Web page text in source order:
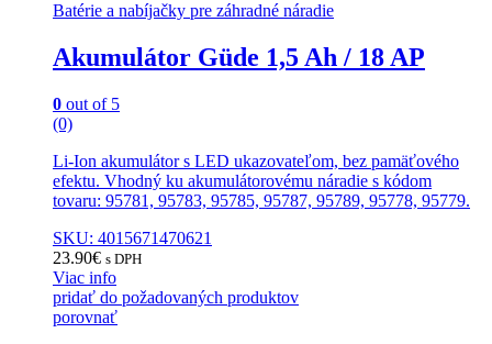
Batérie a nabíjačky pre záhradné náradie
Akumulátor Güde 1,5 Ah / 18 AP
0 out of 5
(0)
Li-Ion akumulátor s LED ukazovateľom, bez pamäťového
efektu. Vhodný ku akumulátorovému náradie s kódom
tovaru: 95781, 95783, 95785, 95787, 95789, 95778, 95779.
SKU: 4015671470621
23.90€ s DPH
Viac info
pridať do požadovaných produktov
porovnať